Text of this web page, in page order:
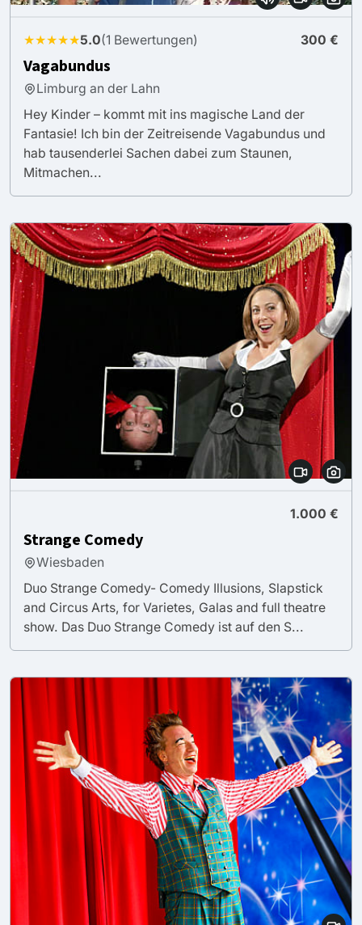
★★★★★5.0(1 Bewertungen) 300 €
Vagabundus
Limburg an der Lahn
Hey Kinder – kommt mit ins magische Land der
Fantasie! Ich bin der Zeitreisende Vagabundus und
hab tausenderlei Sachen dabei zum Staunen,
Mitmachen...
1.000 €
Strange Comedy
Wiesbaden
Duo Strange Comedy- Comedy Illusions, Slapstick
and Circus Arts, for Varietes, Galas and full theatre
show. Das Duo Strange Comedy ist auf den S...